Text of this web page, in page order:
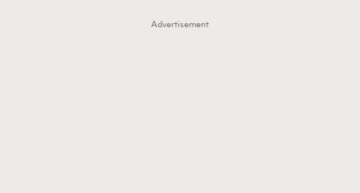
FigaroBeauty
Advertisement